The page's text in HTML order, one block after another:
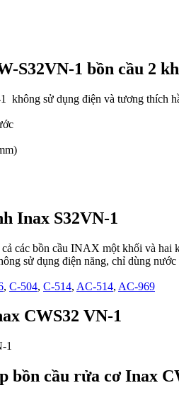
S32VN-1 bồn cầu 2
sử dụng điện và tương thích
Inax S32VN-1
các bồn cầu INAX một khối và hai
sử dụng điện năng, chỉ dùng
, C-504, C-514, AC-514, AC-969
CWS32 VN-1
bồn cầu rửa cơ Inax